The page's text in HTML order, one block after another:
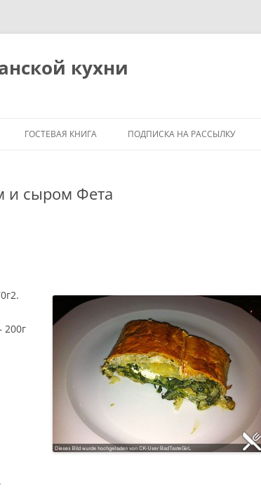
кухни
ГОСТЕВАЯ КНИГА ПОДПИСКА НА РАССЫЛКУ
и сыром Фета
2.
200г
.